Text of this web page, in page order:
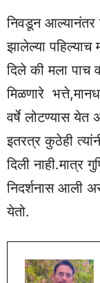
निवडून आल्यानंतर
झालेल्या पहिल्याच
दिले की मला पाच
मिळणारे
वर्षे लोटण्यास येत
इतरत्र कुठेही
दिली नाही.मात्र
निदर्शनास आली
येतो.